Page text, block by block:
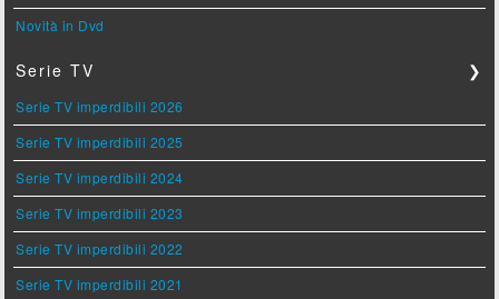
Novità in Dvd
Serie TV ❯
Serie TV imperdibili 2026
Serie TV imperdibili 2025
Serie TV imperdibili 2024
Serie TV imperdibili 2023
Serie TV imperdibili 2022
Serie TV imperdibili 2021